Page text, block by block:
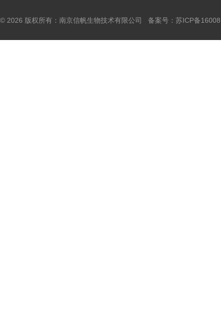
© 2026 版权所有：南京信帆生物技术有限公司 备案号： 苏ICP备